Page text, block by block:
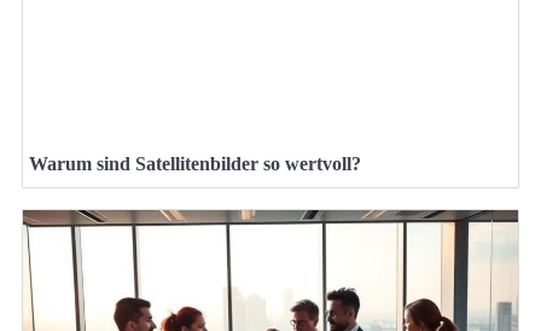
Warum sind Satellitenbilder so wertvoll?